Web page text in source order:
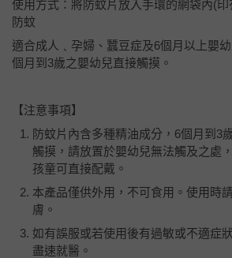
使用方式：將防蚊片放入手環的網袋內(
防蚊
適合成人﹑孕婦、蠶豆症及6個月以上嬰
個月到3歲之嬰幼兒直接觸摸。
【注意事項】
防蚊片內含多種精油成分，6個月到3
觸摸，請放置於嬰幼兒無法觸及之處
孩童可直接配戴。
本產品僅供外用，不可食用。使用時
膚。
如有誤服或若使用後有過敏或不適症
盡速就醫。